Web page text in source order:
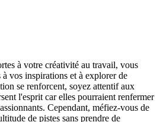
à votre créativité au travail, vous
vos inspirations et à explorer de
se renforcent, soyez attentif aux
l'esprit car elles pourraient renfermer
Cependant, méfiez-vous de
de pistes sans prendre de